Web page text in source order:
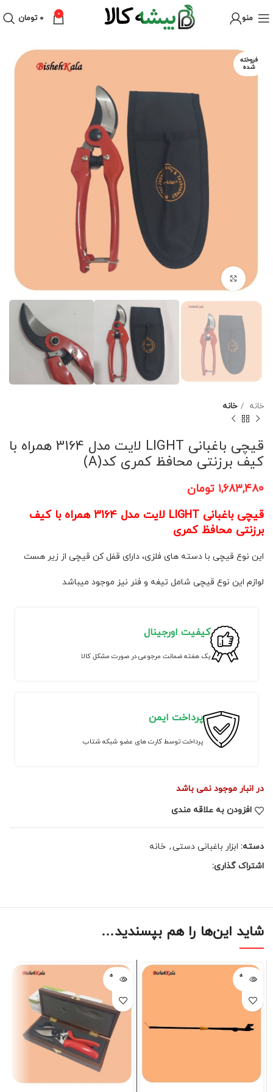
منو 0 ۰ تومان
فروخته
شده
خانه خانه
قیچی باغبانی LIGHT لایت مدل 3164 همراه با
کیف برزنتی محافظ کمری کد(A)
۱,۶۸۳,۴۸۰ تومان
قیچی باغبانی LIGHT لایت مدل 3164 همراه با کیف
برزنتی محافظ کمری
این نوع قیچی با دسته های فلزی، دارای قفل کن قیچی از زیر هست
لوازم این نوع قیچی شامل تیغه و فنر نیز موجود میباشد
کیفیت اورجینال
یک هفته ضمانت مرجوعی در صورت مشکل کالا
پرداخت ایمن
پرداخت توسط کارت های عضو شبکه شتاب
در انبار موجود نمی باشد
افزودن به علاقه مندی
دسته: ابزار باغبانی دستی, خانه
اشتراک گذاری:
شاید این‌ها را هم بپسندید…
فروخته
شده
فروخته
شده